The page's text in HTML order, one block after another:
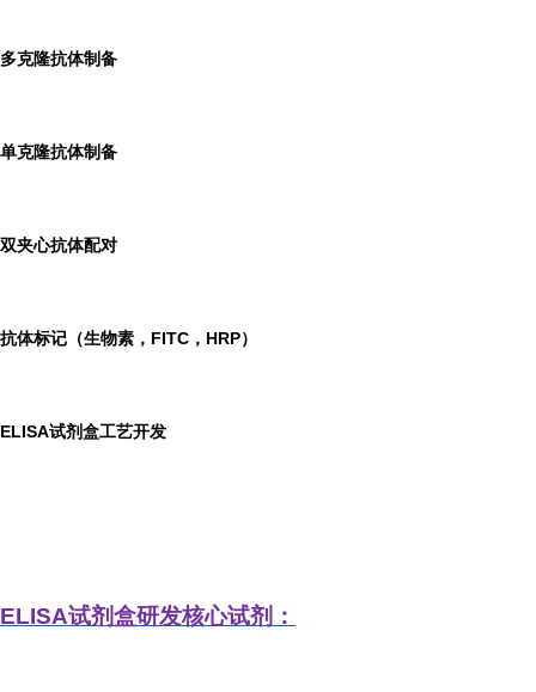
多克隆抗体制备
单克隆抗体制备
双夹心抗体配对
抗体标记（生物素，FITC，HRP）
ELISA试剂盒工艺开发
ELISA试剂盒研发核心试剂：